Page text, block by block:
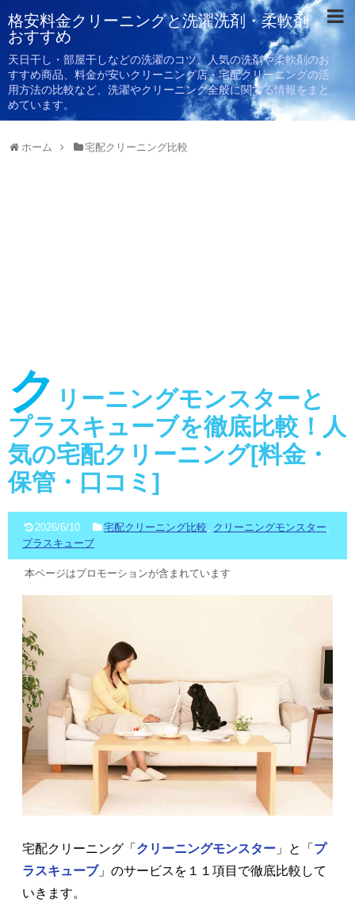
格安料金クリーニングと洗濯洗剤・柔軟剤
おすすめ
天日干し・部屋干しなどの洗濯のコツ、人気の洗剤や柔軟剤のお
すすめ商品、料金が安いクリーニング店・宅配クリーニングの活
用方法の比較など、洗濯やクリーニング全般に関する情報をまと
めています。
ホーム 宅配クリーニング比較
ク リーニングモンスターと
プラスキューブを徹底比較！人
気の宅配クリーニング[料金・
保管・口コミ]
2026/6/10 宅配クリーニング比較, クリーニングモンスター,
プラスキューブ
本ページはプロモーションが含まれています
宅配クリーニング「 クリーニングモンスター 」と「 プ
ラスキューブ 」のサービスを１１項目で徹底比較して
いきます。